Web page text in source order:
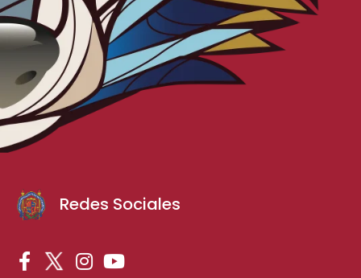
Redes Sociales